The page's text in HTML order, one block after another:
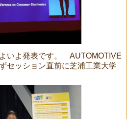
いよ発表です。 AUTOMOTIVE
セッション直前に芝浦工業大学